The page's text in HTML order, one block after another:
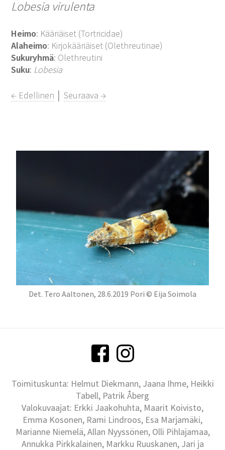
Lobesia virulenta
Heimo: Kääriäiset (Tortricidae)
Alaheimo: Kirjokääriäiset (Olethreutinae)
Sukuryhmä: Olethreutini
Suku: Lobesia
← Edellinen │Seuraava →
Det. Tero Aaltonen, 28.6.2019 Pori © Eija Soimola
Toimituskunta: Helmut Diekmann, Jaana Ihme, Heikki
Tabell, Patrik Åberg
Valokuvaajat: Erkki Jaakohuhta, Maarit Koivisto,
Emma Kosonen, Rami Lindroos, Esa Marjamäki,
Marianne Niemelä, Allan Nyyssönen, Olli Pihlajamaa,
Annukka Pirkkalainen, Markku Ruuskanen, Jari ja